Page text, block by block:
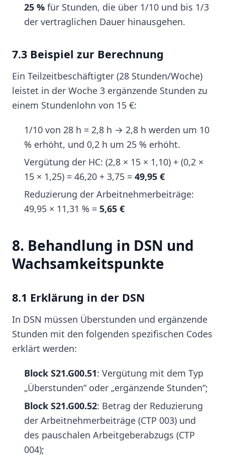
25 % für Stunden, die über 1/10 und bis 1/3
der vertraglichen Dauer hinausgehen.
7.3 Beispiel zur Berechnung
Ein Teilzeitbeschäftigter (28 Stunden/Woche)
leistet in der Woche 3 ergänzende Stunden zu
einem Stundenlohn von 15 €:
1/10 von 28 h = 2,8 h → 2,8 h werden um 10
% erhöht, und 0,2 h um 25 % erhöht.
Vergütung der HC: (2,8 × 15 × 1,10) + (0,2 ×
15 × 1,25) = 46,20 + 3,75 = 49,95 €
Reduzierung der Arbeitnehmerbeiträge:
49,95 × 11,31 % = 5,65 €
8. Behandlung in DSN und
Wachsamkeitspunkte
8.1 Erklärung in der DSN
In DSN müssen Überstunden und ergänzende
Stunden mit den folgenden spezifischen Codes
erklärt werden:
Block S21.G00.51: Vergütung mit dem Typ
„Überstunden“ oder „ergänzende Stunden“;
Block S21.G00.52: Betrag der Reduzierung
der Arbeitnehmerbeiträge (CTP 003) und
des pauschalen Arbeitgeberabzugs (CTP
004);